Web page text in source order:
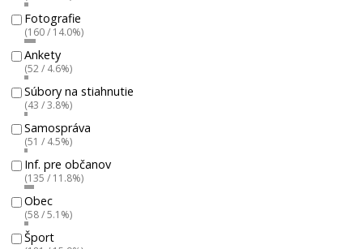
Fotografie
(160 / 14.0%)
Ankety
(52 / 4.6%)
Súbory na stiahnutie
(43 / 3.8%)
Samospráva
(51 / 4.5%)
Inf. pre občanov
(135 / 11.8%)
Obec
(58 / 5.1%)
Šport